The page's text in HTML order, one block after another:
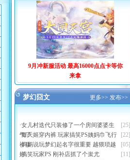
9月冲新服活动 最高16000点点卡等你
来拿
梦幻囧文 更多>> 发布>>
[25]
·女儿村迭代只装修了一个房间婆婆生
气了
[22]
·舞天姬穿内裤 玩家搞笑PS姨妈巾飞行
祥瑞
[05]
·妈妈说玩梦幻起名字很重要 越猥琐越
好
[11]
·搞笑玩家PS 刚补店抓了个蚩尤